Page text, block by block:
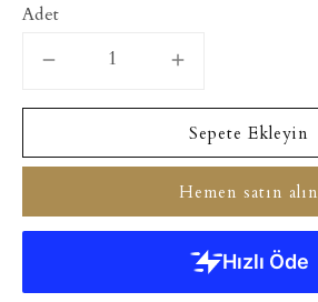
Adet
Sepete Ekleyin
Hemen satın alın